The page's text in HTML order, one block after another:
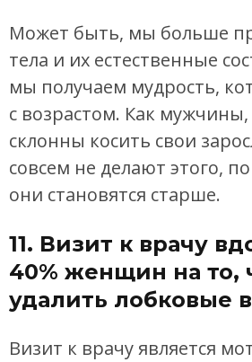
Может быть, мы больше
тела и их естественные
мы получаем мудрость,
с возрастом. Как
склонны косить свои
совсем не делают этого,
они становятся старше.
11. Визит к врачу
40% женщин на то,
удалить лобковые
Визит к врачу является